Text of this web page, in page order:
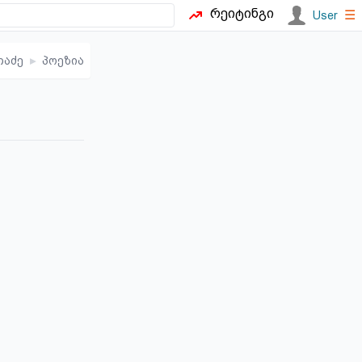
რეიტინგი User ☰
▸ პოეზია